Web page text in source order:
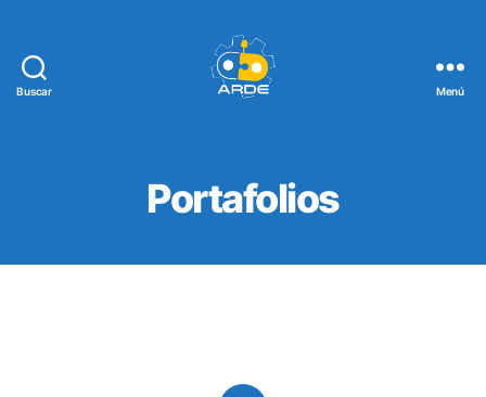
Buscar Menú
Portafolios